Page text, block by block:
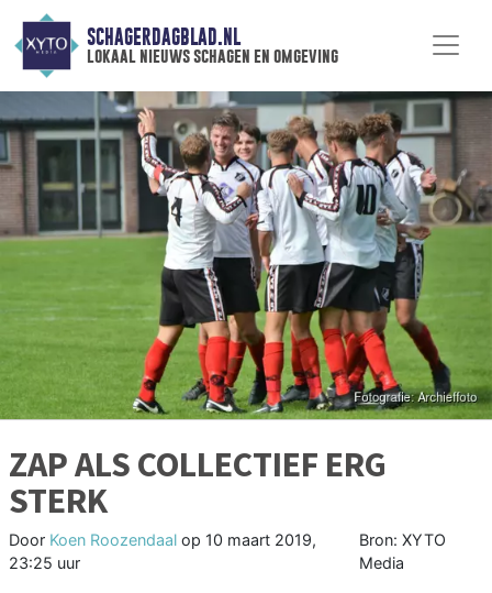
SCHAGERDAGBLAD.NL
lokaal nieuws schagen en omgeving
ZAP ALS COLLECTIEF ERG
STERK
Door Koen Roozendaal op 10 maart 2019,
23:25 uur
Bron: XYTO
Media